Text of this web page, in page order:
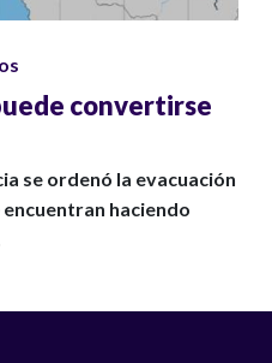
convertirse
se ordenó la evacuación
haciendo